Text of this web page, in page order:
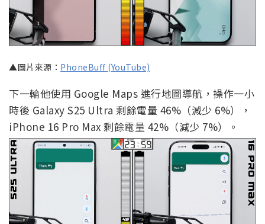
▲圖片來源： PhoneBuff (YouTube)
下一輪他使用 Google Maps 進行地圖導航，操作一小
時後 Galaxy S25 Ultra 剩餘電量 46%（減少 6%），
iPhone 16 Pro Max 剩餘電量 42%（減少 7%）。